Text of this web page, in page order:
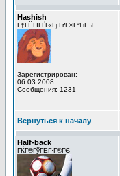
Hashish
Г†ГЁГІГҐГ«Гј ГґГ®Г°ГіГ¬Г
Зарегистрирован:
06.03.2008
Сообщения: 1231
Вернуться к началу
Half-back
ГЌГ®ГўГЁГ·Г®ГЄ